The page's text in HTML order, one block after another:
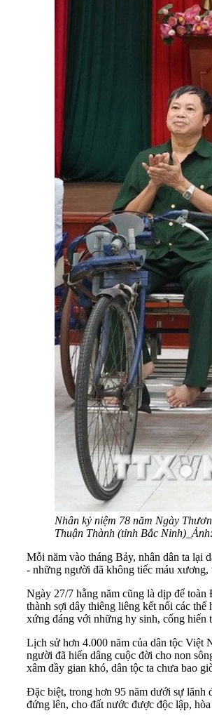
Nhân kỷ niệm 78 năm Ngày
Thuận Thành (tỉnh Bắc
Mỗi năm vào tháng Bảy, nhân dân ta lại
- những người đã không tiếc máu
Ngày 27/7 hằng năm cũng là dịp để
thành sợi dây thiêng liêng kết nối các
xứng đáng với những hy sinh, cống hiến
Lịch sử hơn 4.000 năm của dân tộc Việt
người đã hiến dâng cuộc đời cho non
xâm đầy gian khó, dân tộc ta chưa bao
Đặc biệt, trong hơn 95 năm dưới sự lãnh
đứng lên, cho đất nước được độc lập,